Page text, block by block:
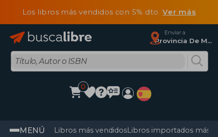
Los libros más vendidos con 5% dtoVer más
Enviar a
Provincia De Madrid
0
MENÚ Libros más vendidosLibros importados más